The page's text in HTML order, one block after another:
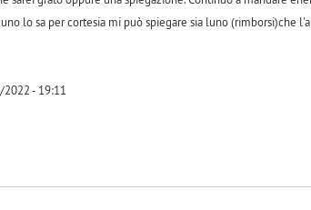
lo sa per cortesia mi può spiegare sia luno (rimborsi)che
- 19:11